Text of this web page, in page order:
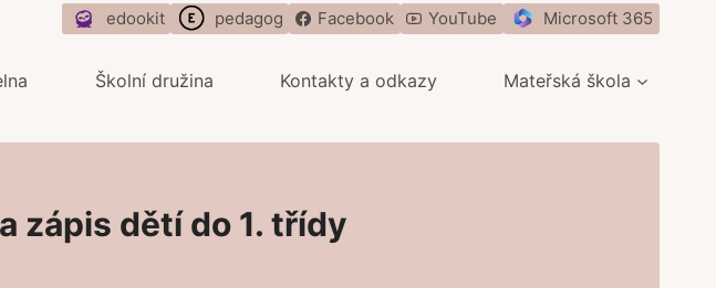
edookit pedagog Facebook YouTube Microsoft 365
Školní družina Kontakty a odkazy Mateřská škola
zápis dětí do 1. třídy